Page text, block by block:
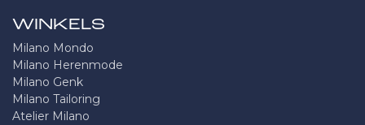
WINKELS
Milano Mondo
Milano Herenmode
Milano Genk
Milano Tailoring
Atelier Milano